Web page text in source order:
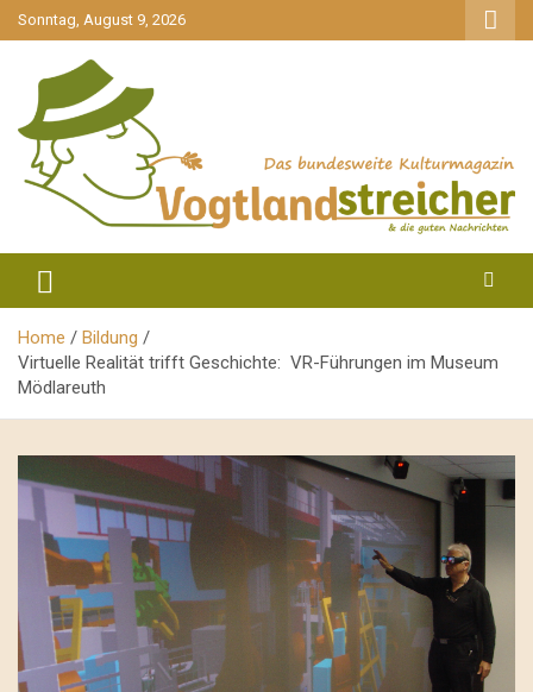
gehe
zum
Sonntag, August 9, 2026
Vogtlandstreicher
Home
Bildung
Virtuelle Realität trifft Geschichte: VR-Führungen im Museum
Mödlareuth